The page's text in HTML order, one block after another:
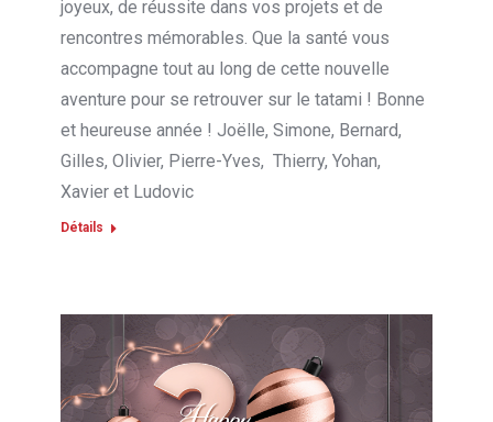
joyeux, de réussite dans vos projets et de
rencontres mémorables. Que la santé vous
accompagne tout au long de cette nouvelle
aventure pour se retrouver sur le tatami ! Bonne
et heureuse année ! Joëlle, Simone, Bernard,
Gilles, Olivier, Pierre-Yves, Thierry, Yohan,
Xavier et Ludovic
Détails